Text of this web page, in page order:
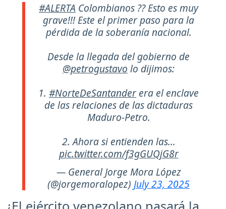
#ALERTA Colombianos ?? Esto es muy
grave!!! Este el primer paso para la
pérdida de la soberanía nacional.
Desde la llegada del gobierno de
@petrogustavo lo dijimos:
1. #NorteDeSantander era el enclave
de las relaciones de las dictaduras
Maduro-Petro.
2. Ahora si entienden las…
pic.twitter.com/f3gGUQjG8r
— General Jorge Mora López
(@jorgemoralopez) July 23, 2025